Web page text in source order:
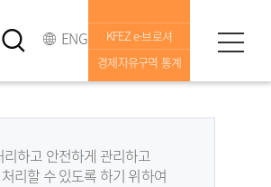
ENG
KFEZ e-브로셔
경제자유구역 통계
하고 안전하게 관리하고
리할 수 있도록 하기 위하여